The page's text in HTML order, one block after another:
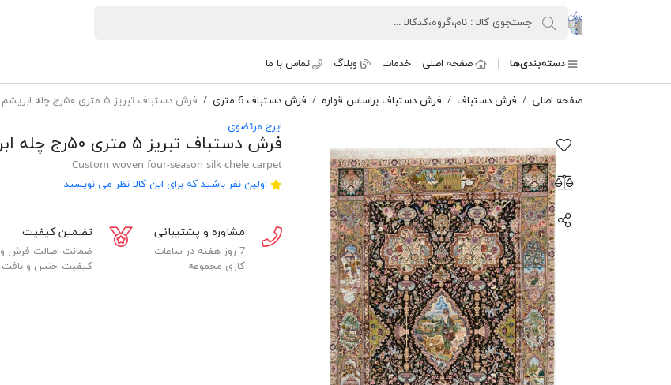
کنسرسیوم فرش دستباف تارنگ
دسته‌بندی‌ها صفحه اصلی خدمات وبلاگ تماس با ما
صفحه اصلی فرش دستباف فرش دستباف براساس قواره فرش دستباف 6 متری
فرش دستباف تبریز ۵ متری ۵۰رج چله ابریشم سفارشی بافت آنتیک مشکی
ایرج مرتضوی
فرش دستباف تبریز ۵ متری ۵۰رج چله ابریشم سفارشی بافت آنتیک مشکی
Custom woven four-season silk chele carpet
اولین نفر باشید که برای این کالا نظر می نویسید
مشاوره و پشتیبانی
7 روز هفته در ساعات
کاری مجموعه
تضمین کیفیت
ضمانت اصالت فرش و
کیفیت جنس و بافت